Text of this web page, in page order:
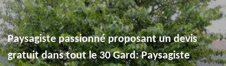
Paysagiste passionné proposant un devis
gratuit dans tout le 30 Gard: Paysagiste